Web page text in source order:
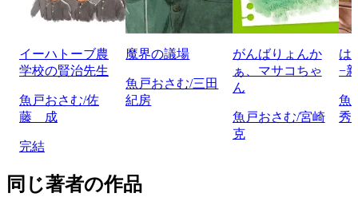
イーハトーブ農
学校の賢治先生
魚戸おさむ/佐
藤 成
完結
魔界の議場
魚戸おさむ/三田
紀房
がんばりょんか
ぁ、マサコちゃ
ん
魚戸おさむ/宮崎
克
は
−
魚
秀
同じ著者の作品